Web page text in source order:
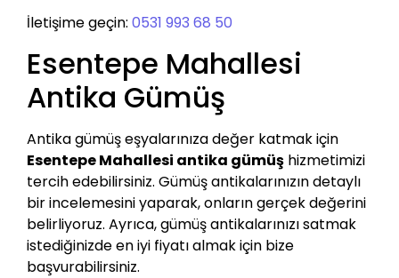
İletişime geçin: 0531 993 68 50
Esentepe Mahallesi
Antika Gümüş
Antika gümüş eşyalarınıza değer katmak için
Esentepe Mahallesi antika gümüş hizmetimizi
tercih edebilirsiniz. Gümüş antikalarınızın detaylı
bir incelemesini yaparak, onların gerçek değerini
belirliyoruz. Ayrıca, gümüş antikalarınızı satmak
istediğinizde en iyi fiyatı almak için bize
başvurabilirsiniz.